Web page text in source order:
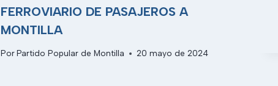
FERROVIARIO DE PASAJEROS A
MONTILLA
Por Partido Popular de Montilla 20 mayo de 2024